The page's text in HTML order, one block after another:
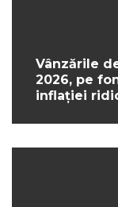
Vânzările
2026, pe
inflației